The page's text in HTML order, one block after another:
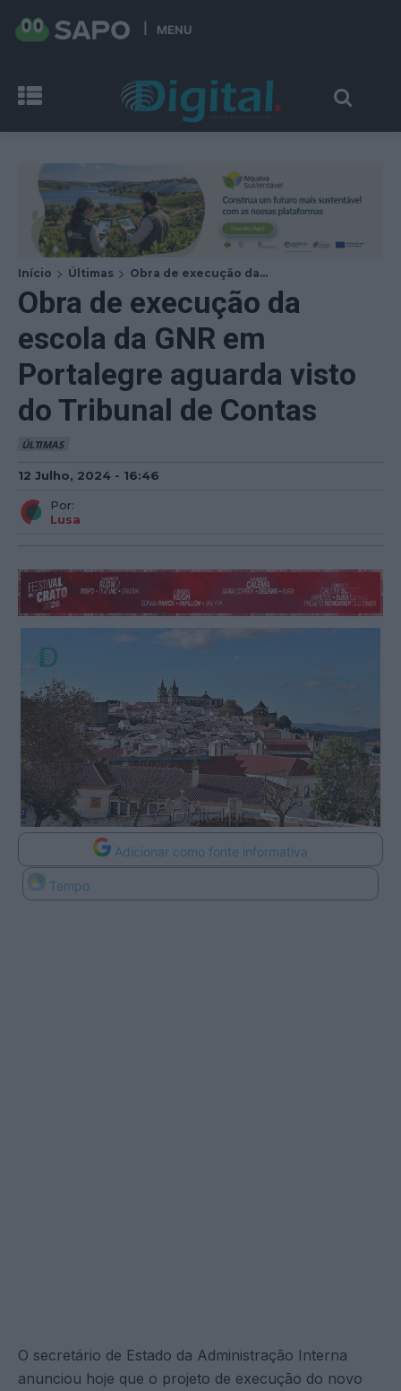
MENU
Início Últimas Obra de execução da...
Obra de execução da
escola da GNR em
Portalegre aguarda visto
do Tribunal de Contas
ÚLTIMAS
12 Julho, 2024 - 16:46
Por:
Lusa
Adicionar como fonte informativa
Tempo
O secretário de Estado da Administração Interna
anunciou hoje que o projeto de execução do novo